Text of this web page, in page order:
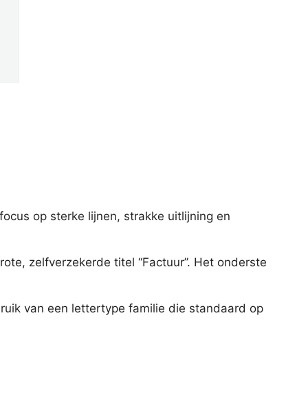
op sterke lijnen, strakke uitlijning en
zelfverzekerde titel “Factuur”. Het onderste
van een lettertype familie die standaard op